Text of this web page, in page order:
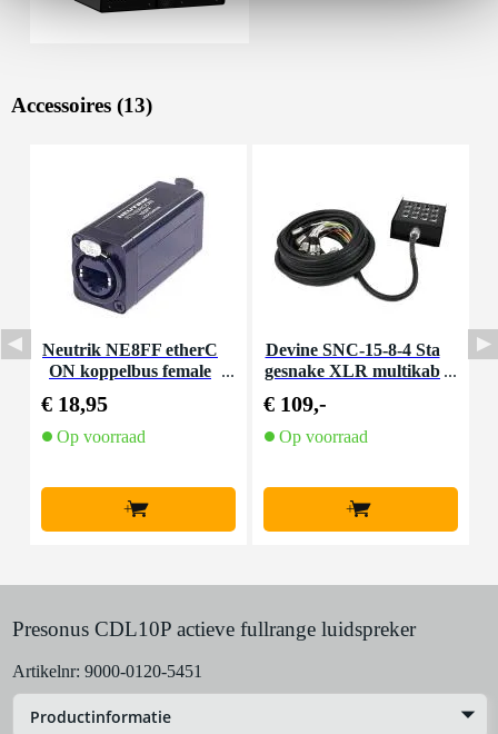
Accessoires (13)
Neutrik NE8FF etherC
ON koppelbus female
€ 18,95
Op voorraad
+
Devine SNC-15-8-4 Sta
gesnake XLR multikab
€ 109,-
Op voorraad
+
Presonus CDL10P actieve fullrange luidspreker
Artikelnr: 9000-0120-5451
Productinformatie